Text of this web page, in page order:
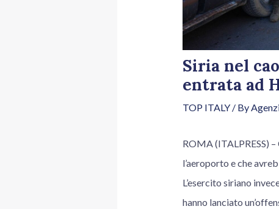
Siria nel
entrata ad
TOP ITALY/ By
ROMA (ITALPRESS)
l’aeroporto e che
L’esercito siriano
hanno lanciato